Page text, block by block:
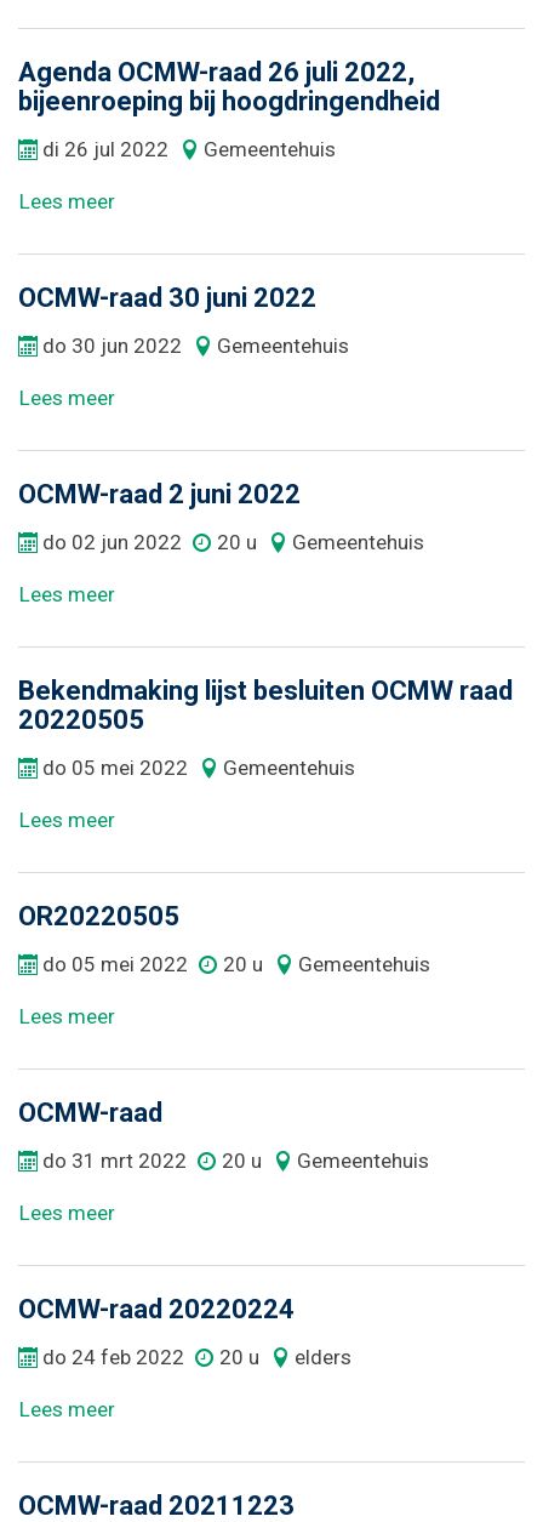
Agenda OCMW-raad 26 juli 2022,
bijeenroeping bij hoogdringendheid
di 26 jul 2022 Gemeentehuis
Lees meer
OCMW-raad 30 juni 2022
do 30 jun 2022 Gemeentehuis
Lees meer
OCMW-raad 2 juni 2022
do 02 jun 2022 20 u Gemeentehuis
Lees meer
Bekendmaking lijst besluiten OCMW raad
20220505
do 05 mei 2022 Gemeentehuis
Lees meer
OR20220505
do 05 mei 2022 20 u Gemeentehuis
Lees meer
OCMW-raad
do 31 mrt 2022 20 u Gemeentehuis
Lees meer
OCMW-raad 20220224
do 24 feb 2022 20 u elders
Lees meer
OCMW-raad 20211223